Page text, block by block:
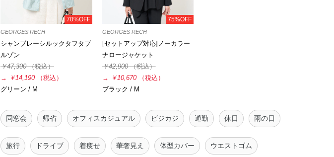
70%OFF
GEORGES RECH
シャンブレーシルックタフタブ
ルゾン
￥47,300（税込）
→
￥14,190
（税込）
グリーン / M
75%OFF
GEORGES RECH
[セットアップ対応]ノーカラー
ナロージャケット
￥42,900（税込）
→
￥10,670
（税込）
ブラック / M
同窓会 帰省 オフィスカジュアル ビジカジ 通勤 休日 雨の日
旅行 ドライブ 着痩せ 華奢見え 体型カバー ウエストゴム